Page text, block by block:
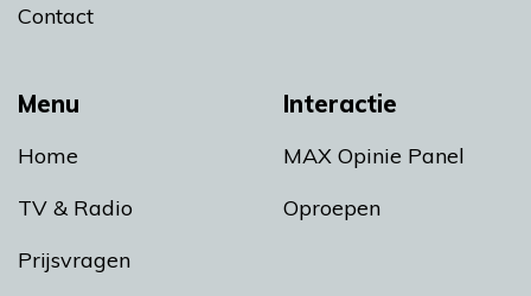
Menu
Home
TV & Radio
Prijsvragen
Interactie
MAX Opinie Panel
Oproepen
Contact